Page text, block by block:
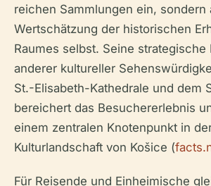
reichen Sammlungen ein, sondern
Wertschätzung der historischen
Raumes selbst. Seine strategische
anderer kultureller
St.-Elisabeth-Kathedrale und dem
bereichert das Besuchererlebnis
einem zentralen Knotenpunkt in
Kulturlandschaft von Košice (
Für Reisende und Einheimische